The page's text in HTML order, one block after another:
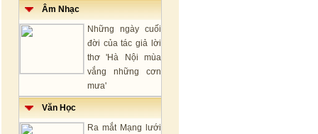
Âm Nhạc
Những ngày cuối
đời của tác giả lời
thơ 'Hà Nội mùa
vắng những cơn
mưa'
Văn Học
Ra mắt Mạng lưới